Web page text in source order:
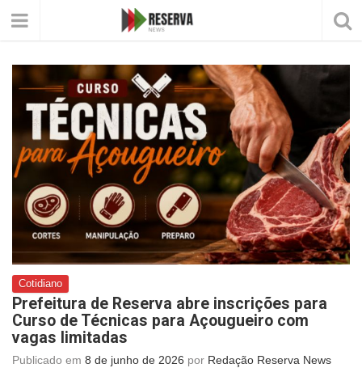
Cotidiano
Prefeitura de Reserva abre inscrições para
Curso de Técnicas para Açougueiro com
vagas limitadas
Publicado em 8 de junho de 2026 por Redação Reserva News